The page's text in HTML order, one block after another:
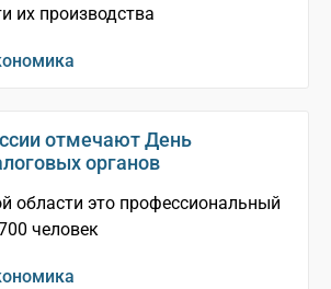
их производства
отмечают День
органов
области это профессиональный
человек